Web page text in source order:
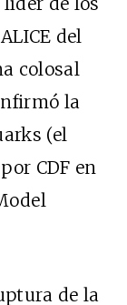
del
colosal
la
(el
CDF en
de la